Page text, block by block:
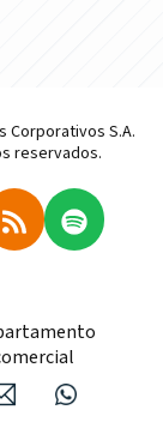
Corporativos S.A.
reservados.